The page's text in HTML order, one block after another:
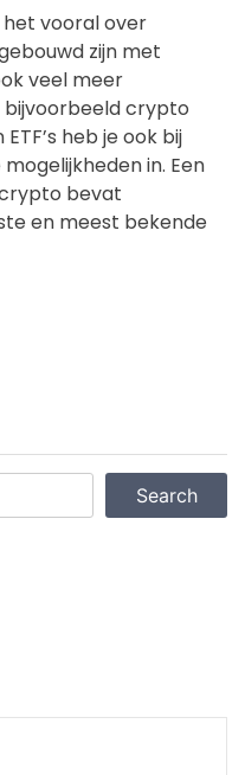
het vooral over
zijn met
veel meer
bijvoorbeeld crypto
heb je ook bij
in. Een
bevat
en meest bekende